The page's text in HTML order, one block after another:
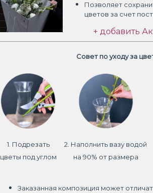
Позволяет
цветов за счет
+ добавить
Совет по уходу за
1. Подрезать
цветы под углом
2. Наполнить вазу водой
на 90% от размера
Заказанная композиция может